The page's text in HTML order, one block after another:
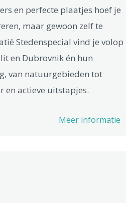
en perfecte plaatjes hoef je
maar gewoon zelf te
Stedenspecial vind je volop
en Dubrovnik én hun
van natuurgebieden tot
en actieve uitstapjes.
Meer informatie